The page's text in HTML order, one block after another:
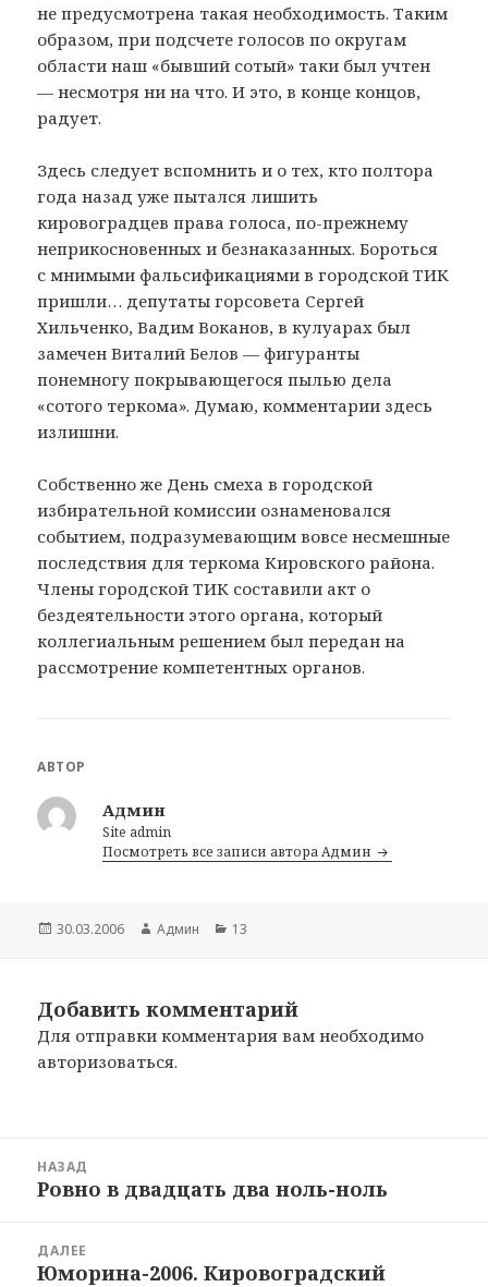
не предусмотрена такая необходимость. Таким
образом, при подсчете голосов по округам
области наш «бывший сотый» таки был учтен
— несмотря ни на что. И это, в конце концов,
радует.
Здесь следует вспомнить и о тех, кто полтора
года назад уже пытался лишить
кировоградцев права голоса, по-прежнему
неприкосновенных и безнаказанных. Бороться
с мнимыми фальсификациями в городской ТИК
пришли… депутаты горсовета Сергей
Хильченко, Вадим Воканов, в кулуарах был
замечен Виталий Белов — фигуранты
понемногу покрывающегося пылью дела
«сотого теркома». Думаю, комментарии здесь
излишни.
Собственно же День смеха в городской
избирательной комиссии ознаменовался
событием, подразумевающим вовсе несмешные
последствия для теркома Кировского района.
Члены городской ТИК составили акт о
бездеятельности этого органа, который
коллегиальным решением был передан на
рассмотрение компетентных органов.
АВТОР
Админ
Site admin
Посмотреть все записи автора Админ
Опубликовано
30.03.2006 Автор
Админ Рубрики
13
Добавить комментарий
Для отправки комментария вам необходимо
авторизоваться.
НАЗАД
Предыдущая
Ровно в двадцать два ноль-ноль
ДАЛЕЕ
Следующая
Юморина-2006. Кировоградский